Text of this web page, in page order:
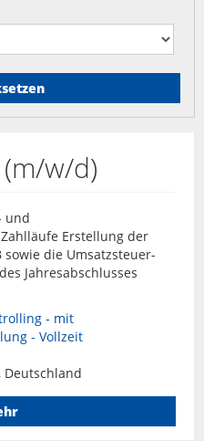
w/d)
und
Erstellung der
sowie die Umsatzsteuer-
Jahresabschlusses
- mit
- Vollzeit
Deutschland